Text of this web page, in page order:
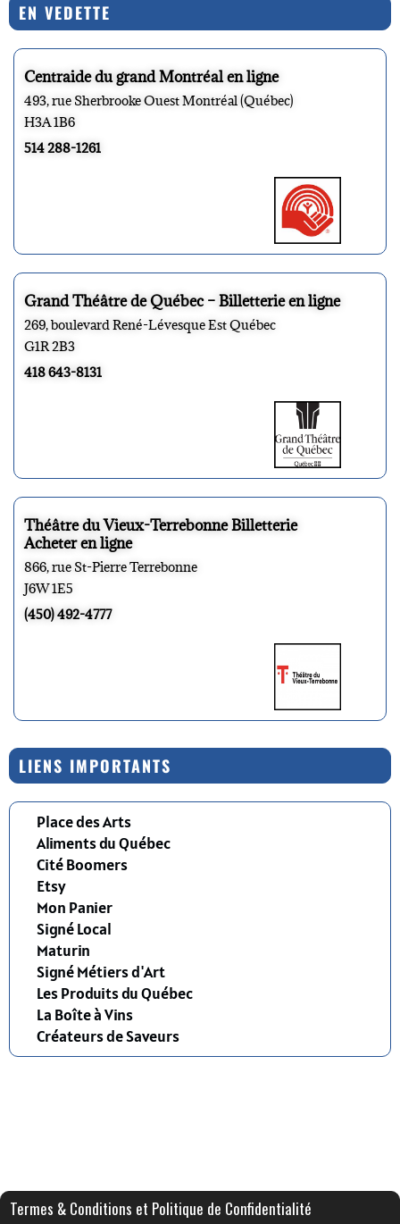
EN VEDETTE
Centraide du grand Montréal en ligne
493, rue Sherbrooke Ouest Montréal (Québec)
H3A 1B6
514 288-1261
Grand Théâtre de Québec – Billetterie en ligne
269, boulevard René-Lévesque Est Québec
G1R 2B3
418 643-8131
Théâtre du Vieux-Terrebonne Billetterie
Acheter en ligne
866, rue St-Pierre Terrebonne
J6W 1E5
(450) 492-4777
LIENS IMPORTANTS
Place des Arts
Aliments du Québec
Cité Boomers
Etsy
Mon Panier
Signé Local
Maturin
Signé Métiers d'Art
Les Produits du Québec
La Boîte à Vins
Créateurs de Saveurs
Termes & Conditions et Politique de Confidentialité